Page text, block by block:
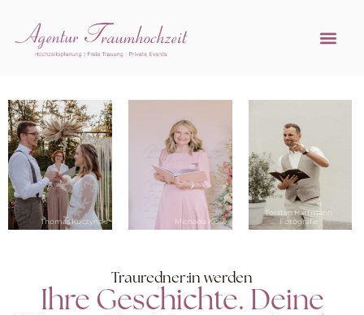
Thomas Kuczynski Michaela Klose
Torsten Hartmann
Fotografie
Trauredner:in werden
Ihre Geschichte. Deine